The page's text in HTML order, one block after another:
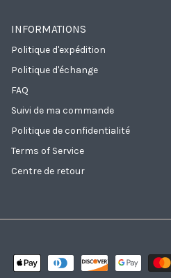
INFORMATIONS
Politique d'expédition
Politique d'échange
FAQ
Suivi de ma commande
Politique de confidentialité
Terms of Service
Centre de retour